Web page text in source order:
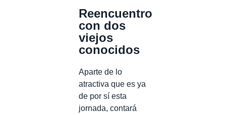
Reencuentro
con dos
viejos
conocidos
Aparte de lo
atractiva que es ya
de por sí esta
jornada, contará